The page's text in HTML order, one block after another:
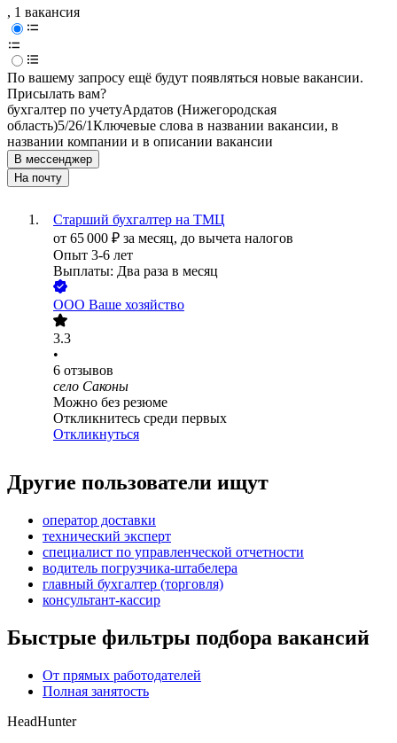
, 1 вакансия
По вашему запросу ещё будут появляться новые вакансии.
Присылать вам?
бухгалтер по учетуАрдатов (Нижегородская
область)5/26/1Ключевые слова в названии вакансии, в
названии компании и в описании вакансии
В мессенджер
На почту
Старший бухгалтер на ТМЦ
от 65 000 ₽ за месяц, до вычета налогов
Опыт 3-6 лет
Выплаты: Два раза в месяц
ООО Ваше хозяйство
3.3
•
6 отзывов
село Саконы
Можно без резюме
Откликнитесь среди первых
Откликнуться
Другие пользователи ищут
оператор доставки
технический эксперт
специалист по управленческой отчетности
водитель погрузчика-штабелера
главный бухгалтер (торговля)
консультант-кассир
Быстрые фильтры подбора вакансий
От прямых работодателей
Полная занятость
HeadHunter